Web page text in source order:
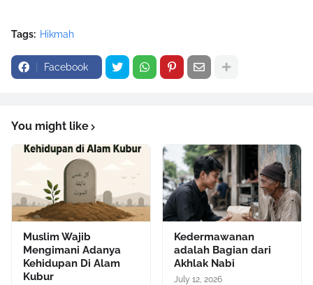
Tags: Hikmah
Facebook
You might like
Muslim Wajib
Mengimani Adanya
Kehidupan Di Alam
Kubur
Kedermawanan
adalah Bagian dari
Akhlak Nabi
July 12, 2026